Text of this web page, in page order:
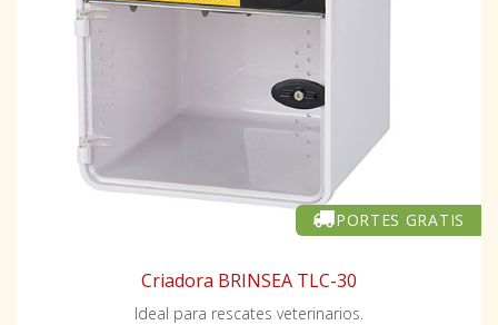
PORTES GRATIS
Criadora BRINSEA TLC-30
Ideal para rescates veterinarios.